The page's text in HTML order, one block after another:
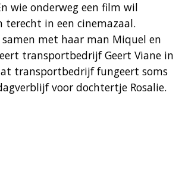
wie onderweg een film wil
terecht in een cinemazaal.
met haar man Miquel en
transportbedrijf Geert Viane in
transportbedrijf fungeert soms
voor dochtertje Rosalie.